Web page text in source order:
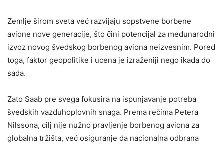
Zemlje širom sveta već razvijaju sopstvene borbene
avione nove generacije, što čini potencijal za međunarodni
izvoz novog švedskog borbenog aviona neizvesnim. Pored
toga, faktor geopolitike i ucena je izraženiji nego ikada do
sada.
Zato Saab pre svega fokusira na ispunjavanje potreba
švedskih vazduhoplovnih snaga. Prema rečima Petera
Nilssona, cilj nije nužno pravljenje borbenog aviona za
globalna tržišta, već osiguranje da nacionalna odbrana